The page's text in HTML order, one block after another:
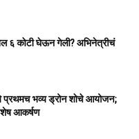
६ कोटी घेऊन गेली? अभिनेत्रीचं
प्रथमच भव्य ड्रोन शोचे आयोजन;
आकर्षण